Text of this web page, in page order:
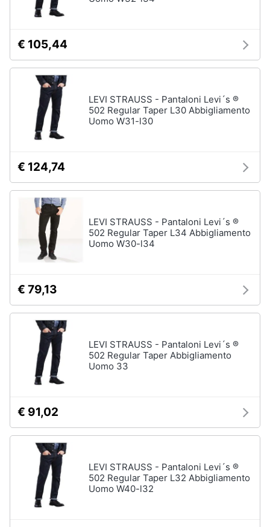
cd
Festività
e
ricorrenze
Promozioni
Assistenza
clienti
Occhiali
Vedi
tutti
Vestiari
Felpa
Tuta
Pantaloni
Orologi
Apple
Watch
Smartwatch
Orologi
donna
Vedi
Orecchini
€ 105,44
LEVI STRAUSS - Pantaloni Levi´s ®
502 Regular Taper L30 Abbigliamento
Uomo W31-l30
€ 124,74
LEVI STRAUSS - Pantaloni Levi´s ®
502 Regular Taper L34 Abbigliamento
Uomo W30-l34
€ 79,13
LEVI STRAUSS - Pantaloni Levi´s ®
502 Regular Taper Abbigliamento
Uomo 33
€ 91,02
LEVI STRAUSS - Pantaloni Levi´s ®
502 Regular Taper L32 Abbigliamento
Uomo W40-l32